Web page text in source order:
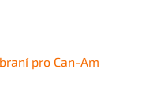
pro Can-Am